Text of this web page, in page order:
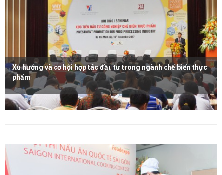
Xu hướng và cơ hội hợp tác đầu tư trong ngành chế biến thực
phẩm
Xem thêm